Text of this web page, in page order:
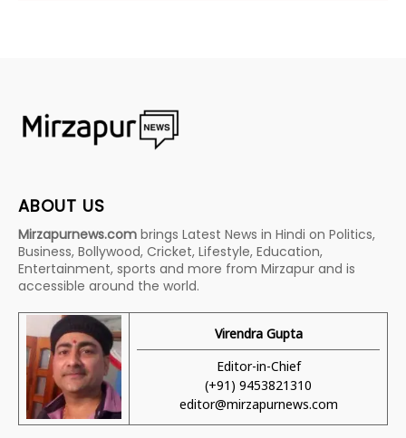
ABOUT US
Mirzapurnews.com brings Latest News in Hindi on Politics,
Business, Bollywood, Cricket, Lifestyle, Education,
Entertainment, sports and more from Mirzapur and is
accessible around the world.
Virendra Gupta
Editor-in-Chief
(+91) 9453821310
editor@mirzapurnews.com